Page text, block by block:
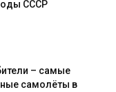
СССР
– самые
самолёты в